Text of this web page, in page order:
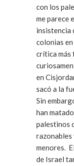
con los
me parece
insistencia
colonias
crítica
en
sacó a la
Sin
han
palestinos
menores.
de Israel